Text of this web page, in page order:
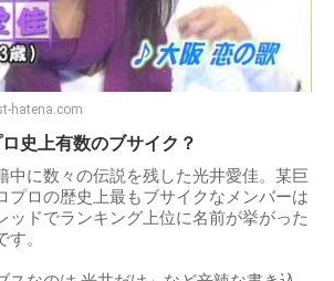
hatena.com
史上有数のブサイク？
中に数々の伝説を残した光井愛佳。某巨
プロの歴史上最もブサイクなメンバーは
ッドでランキング上位に名前が挙がった
。